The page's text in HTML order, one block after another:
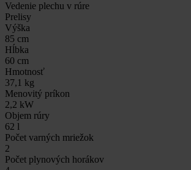
Vedenie plechu v rúre
Prelisy
Výška
85 cm
Hĺbka
60 cm
Hmotnosť
37,1 kg
Menovitý príkon
2,2 kW
Objem rúry
62 l
Počet varných mriežok
2
Počet plynových horákov